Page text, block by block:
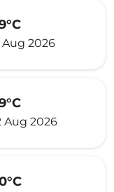
Aug 2026
Aug 2026